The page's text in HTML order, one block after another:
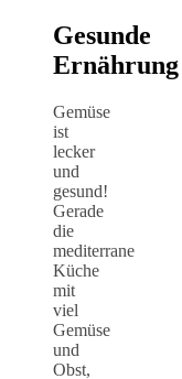
Gesunde
Ernährung
Gemüse
ist
lecker
und
gesund!
Gerade
die
mediterrane
Küche
mit
viel
Gemüse
und
Obst,